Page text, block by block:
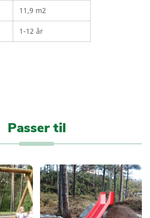
11,9 m2
1-12 år
Passer til